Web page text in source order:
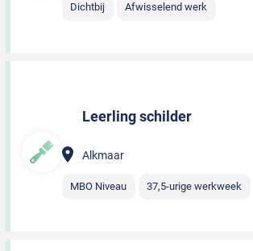
Dichtbij Afwisselend werk
Leerling schilder
Alkmaar
MBO Niveau 37,5-urige werkweek